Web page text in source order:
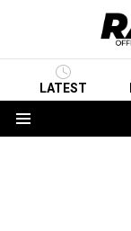
LATEST